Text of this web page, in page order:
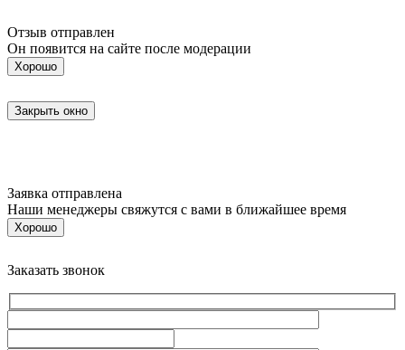
Отзыв отправлен
Он появится на сайте после модерации
Хорошо
Закрыть окно
Заявка отправлена
Наши менеджеры свяжутся с вами в ближайшее время
Хорошо
Заказать звонок